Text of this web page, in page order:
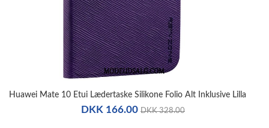
Huawei Mate 10 Etui Lædertaske Silikone Folio Alt Inklusive Lilla
DKK 166.00 DKK 328.00